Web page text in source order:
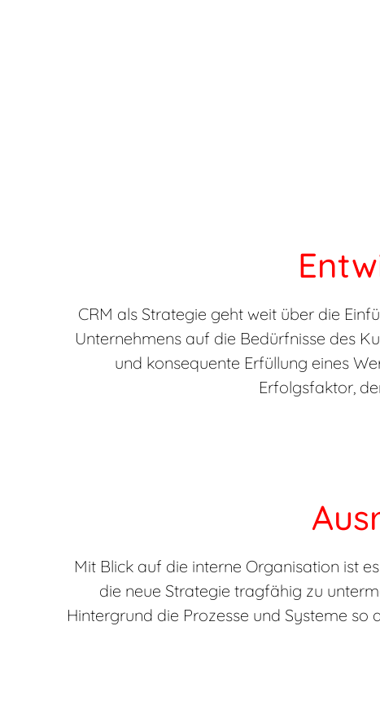
CRM als Strategie geht weit über die
Unternehmens auf die Bedürfnisse des
und konsequente Erfüllung eines
Erfolgsfaktor,
Mit Blick auf die interne Organisation ist
die neue Strategie tragfähig zu
Hintergrund die Prozesse und Systeme so